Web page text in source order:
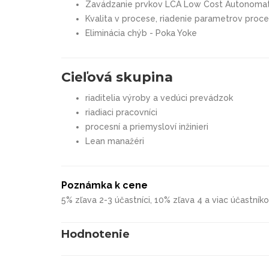
Zavádzanie prvkov LCA Low Cost
Kvalita v procese, riadenie parametrov
Eliminácia chýb - Poka Yoke
Cieľová skupina
riaditelia výroby a vedúci prevádzok
riadiaci pracovníci
procesní a priemysloví inžinieri
Lean manažéri
Poznámka k cene
5% zľava 2-3 účastníci, 10% zľava 4 a viac
Hodnotenie